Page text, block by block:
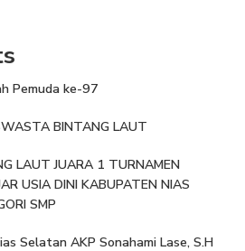
Pemuda ke-97
BINTANG LAUT
LAUT JUARA 1 TURNAMEN
USIA DINI KABUPATEN NIAS
SMP
Selatan AKP Sonahami Lase, S.H